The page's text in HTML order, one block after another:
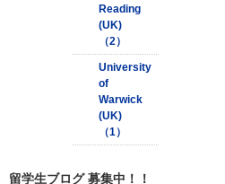
Reading
(UK)
（2）
University
of
Warwick
(UK)
（1）
留学生ブログ 募集中！！